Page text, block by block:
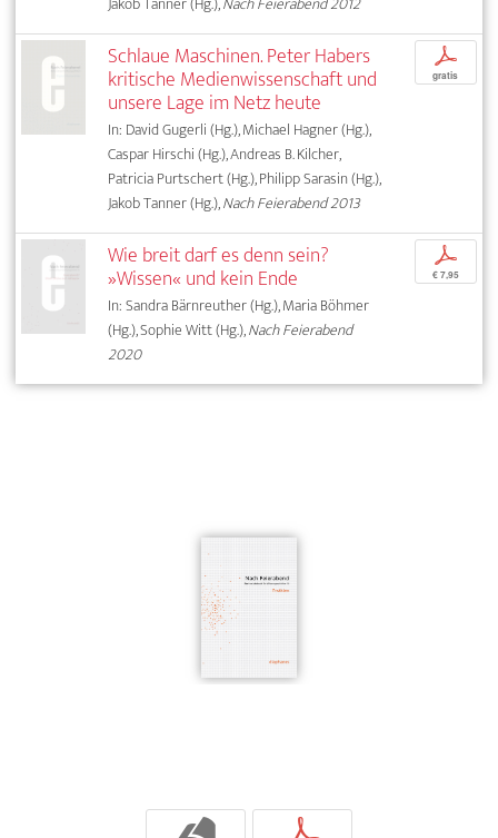
Schlaue Maschinen. Peter Habers
kritische Medienwissenschaft und
unsere Lage im Netz heute
In: David Gugerli (Hg.), Michael Hagner (Hg.),
Caspar Hirschi (Hg.), Andreas B. Kilcher,
Patricia Purtschert (Hg.), Philipp Sarasin (Hg.),
Jakob Tanner (Hg.),Nach Feierabend 2013
p
gratis
Wie breit darf es denn sein?
»Wissen« und kein Ende
In: Sandra Bärnreuther (Hg.), Maria Böhmer
(Hg.), Sophie Witt (Hg.),Nach Feierabend
2020
p
€ 7,95